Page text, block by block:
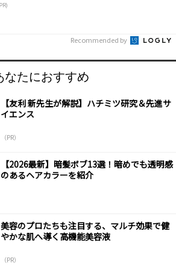
Recommended by
なたにおすすめ
【友利 新先生が解説】ハチミツ研究＆先進サ
イエンス
（PR）
【2026最新】暗髪ボブ13選！暗めでも透明感
のあるヘアカラーを紹介
美容のプロたちも注目する、マルチ効果で健
やかな肌へ導く高機能美容液
（PR）